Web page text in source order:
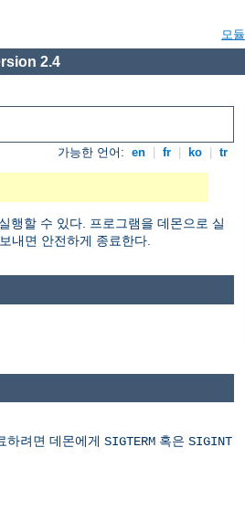
모듈
2.4
가능한 언어: en fr ko tr
행할 수 있다. 프로그램을 데몬으로 실
내면 안전하게 종료한다.
하려면 데몬에게 SIGTERM 혹은 SIGINT